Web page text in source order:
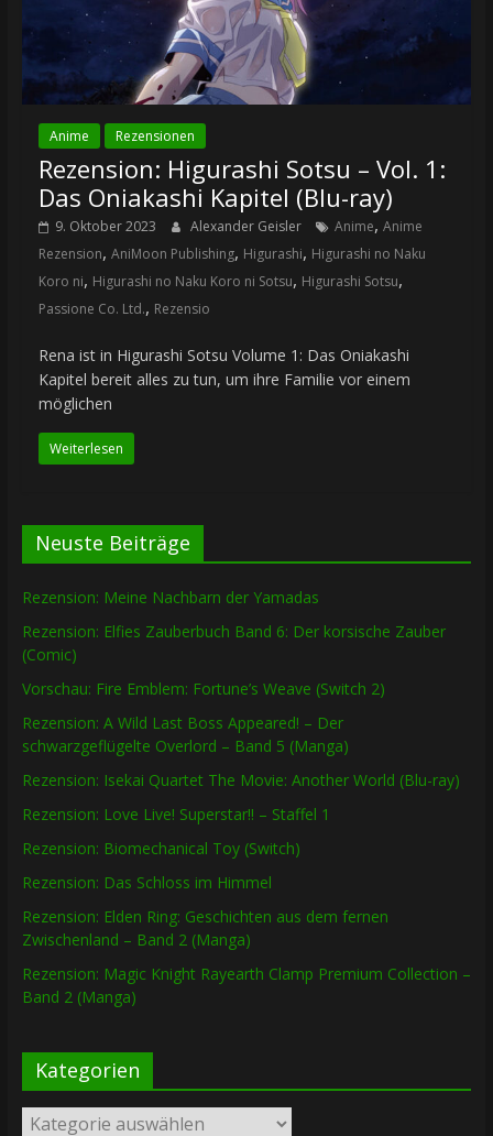
Anime Rezensionen
Rezension: Higurashi Sotsu – Vol. 1:
Das Oniakashi Kapitel (Blu-ray)
9. Oktober 2023 Alexander Geisler Anime, Anime
Rezension, AniMoon Publishing, Higurashi, Higurashi no Naku
Koro ni, Higurashi no Naku Koro ni Sotsu, Higurashi Sotsu,
Passione Co. Ltd., Rezensio
Rena ist in Higurashi Sotsu Volume 1: Das Oniakashi
Kapitel bereit alles zu tun, um ihre Familie vor einem
möglichen
Weiterlesen
Neuste Beiträge
Rezension: Meine Nachbarn der Yamadas
Rezension: Elfies Zauberbuch Band 6: Der korsische Zauber
(Comic)
Vorschau: Fire Emblem: Fortune’s Weave (Switch 2)
Rezension: A Wild Last Boss Appeared! – Der
schwarzgeflügelte Overlord – Band 5 (Manga)
Rezension: Isekai Quartet The Movie: Another World (Blu-ray)
Rezension: Love Live! Superstar!! – Staffel 1
Rezension: Biomechanical Toy (Switch)
Rezension: Das Schloss im Himmel
Rezension: Elden Ring: Geschichten aus dem fernen
Zwischenland – Band 2 (Manga)
Rezension: Magic Knight Rayearth Clamp Premium Collection –
Band 2 (Manga)
Kategorien
Kategorien